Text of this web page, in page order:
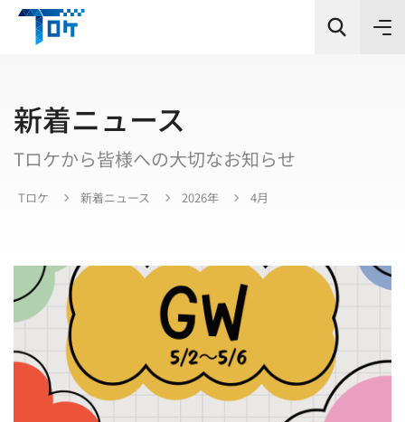
カテゴリー
エリア
検索
新着ニュース
Tロケから皆様への大切なお知らせ
Tロケ 新着ニュース 2026年 4月